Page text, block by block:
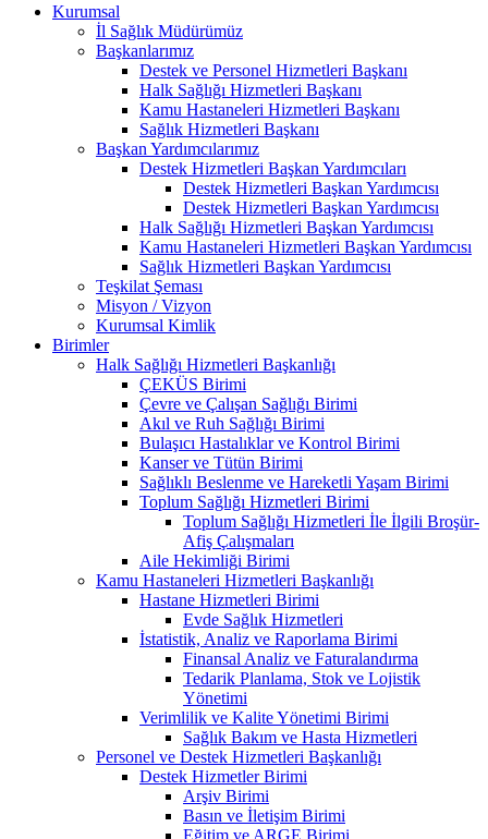
Kurumsal
İl Sağlık Müdürümüz
Başkanlarımız
Destek ve Personel Hizmetleri Başkanı
Halk Sağlığı Hizmetleri Başkanı
Kamu Hastaneleri Hizmetleri Başkanı
Sağlık Hizmetleri Başkanı
Başkan Yardımcılarımız
Destek Hizmetleri Başkan Yardımcıları
Destek Hizmetleri Başkan Yardımcısı
Destek Hizmetleri Başkan Yardımcısı
Halk Sağlığı Hizmetleri Başkan Yardımcısı
Kamu Hastaneleri Hizmetleri Başkan Yardımcısı
Sağlık Hizmetleri Başkan Yardımcısı
Teşkilat Şeması
Misyon / Vizyon
Kurumsal Kimlik
Birimler
Halk Sağlığı Hizmetleri Başkanlığı
ÇEKÜS Birimi
Çevre ve Çalışan Sağlığı Birimi
Akıl ve Ruh Sağlığı Birimi
Bulaşıcı Hastalıklar ve Kontrol Birimi
Kanser ve Tütün Birimi
Sağlıklı Beslenme ve Hareketli Yaşam Birimi
Toplum Sağlığı Hizmetleri Birimi
Toplum Sağlığı Hizmetleri İle İlgili Broşür-
Afiş Çalışmaları
Aile Hekimliği Birimi
Kamu Hastaneleri Hizmetleri Başkanlığı
Hastane Hizmetleri Birimi
Evde Sağlık Hizmetleri
İstatistik, Analiz ve Raporlama Birimi
Finansal Analiz ve Faturalandırma
Tedarik Planlama, Stok ve Lojistik
Yönetimi
Verimlilik ve Kalite Yönetimi Birimi
Sağlık Bakım ve Hasta Hizmetleri
Personel ve Destek Hizmetleri Başkanlığı
Destek Hizmetler Birimi
Arşiv Birimi
Basın ve İletişim Birimi
Eğitim ve ARGE Birimi